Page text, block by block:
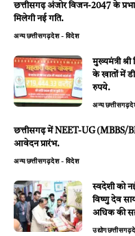
छत्तीसगढ़ अंजोर विजन-2047 के
मिलेगी नई गति.
अन्यछत्तीसगढ़देश - विदेश
मुख्यमंत्री
के खातों में
रुपये.
अन्यछत्तीसगढ़
छत्तीसगढ़ में NEET-UG (MBBS/
आवेदन प्रारंभ.
अन्यछत्तीसगढ़देश - विदेश
स्वदेशी को नई
विष्णु देव
अधिक की
उद्योगछत्तीसगढ़